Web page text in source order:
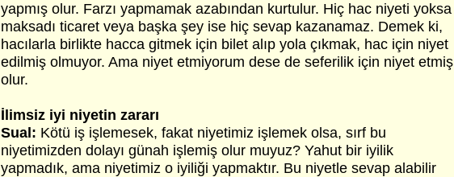
yapmış olur. Farzı yapmamak azabından kurtulur. Hiç hac niyeti yoksa
maksadı ticaret veya başka şey ise hiç sevap kazanamaz. Demek ki,
hacılarla birlikte hacca gitmek için bilet alıp yola çıkmak, hac için niyet
edilmiş olmuyor. Ama niyet etmiyorum dese de seferilik için niyet etmiş
olur.
İlimsiz iyi niyetin zararı
Sual: Kötü iş işlemesek, fakat niyetimiz işlemek olsa, sırf bu
niyetimizden dolayı günah işlemiş olur muyuz? Yahut bir iyilik
yapmadık, ama niyetimiz o iyiliği yapmaktır. Bu niyetle sevap alabilir